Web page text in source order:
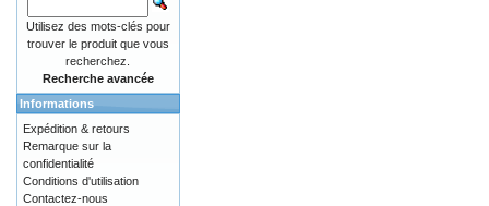
Utilisez des mots-clés pour
trouver le produit que vous
recherchez.
Recherche avancée
Informations
Expédition & retours
Remarque sur la
confidentialité
Conditions d'utilisation
Contactez-nous